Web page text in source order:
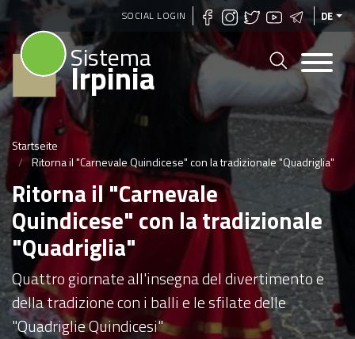
Direkt
zum
Inhalt
SOCIAL LOGIN DE
Sistema
Irpinia
Startseite
Ritorna il "Carnevale Quindicese" con la tradizionale "Quadriglia"
Ritorna il "Carnevale
Quindicese" con la tradizionale
"Quadriglia"
Quattro giornate all'insegna del divertimento e
della tradizione con i balli e le sfilate delle
"Quadriglie Quindicesi"